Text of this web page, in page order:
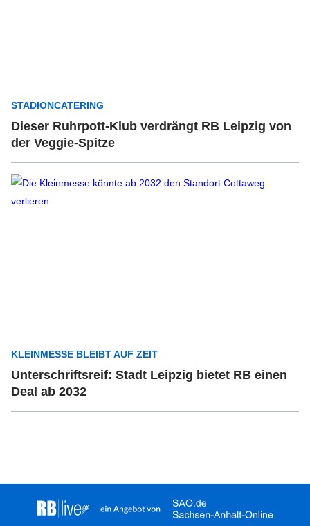
STADIONCATERING
Dieser Ruhrpott-Klub verdrängt RB Leipzig von
der Veggie-Spitze
KLEINMESSE BLEIBT AUF ZEIT
Unterschriftsreif: Stadt Leipzig bietet RB einen
Deal ab 2032